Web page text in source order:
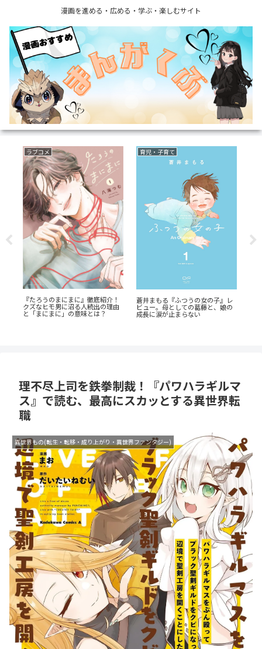
漫画を進める・広める・学ぶ・楽しむサイト
いじめ
『先生、僕たちは殺していませ
ん。』徹底解説：優しき女性教師
の無慈悲な復讐劇
ミステリー
『幼児A』5歳の殺人犯、その瞳の
奥に潜む闇とは？ 衝撃作を徹底解
剖
理不尽上司を鉄拳制裁！『パワハラギルマ
ス』で読む、最高にスカッとする異世界転
職
異世界もの(転生・転移・成り上がり・異世界ファンタジー)